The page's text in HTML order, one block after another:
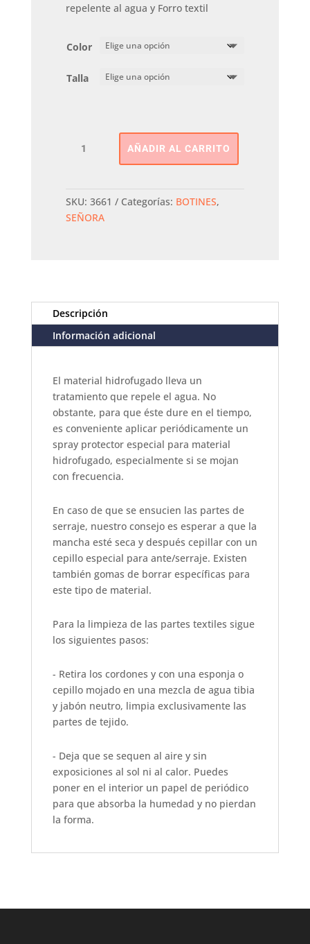
repelente al agua y Forro textil
Color
Talla
WALLABI
AÑADIR AL CARRITO
SKU: 3661 Categorías: BOTINES,
SEÑORA
Descripción
Información adicional
El material hidrofugado lleva un
tratamiento que repele el agua. No
obstante, para que éste dure en el tiempo,
es conveniente aplicar periódicamente un
spray protector especial para material
hidrofugado, especialmente si se mojan
con frecuencia.
En caso de que se ensucien las partes de
serraje, nuestro consejo es esperar a que la
mancha esté seca y después cepillar con un
cepillo especial para ante/serraje. Existen
también gomas de borrar específicas para
este tipo de material.
Para la limpieza de las partes textiles sigue
los siguientes pasos:
- Retira los cordones y con una esponja o
cepillo mojado en una mezcla de agua tibia
y jabón neutro, limpia exclusivamente las
partes de tejido.
- Deja que se sequen al aire y sin
exposiciones al sol ni al calor. Puedes
poner en el interior un papel de periódico
para que absorba la humedad y no pierdan
la forma.